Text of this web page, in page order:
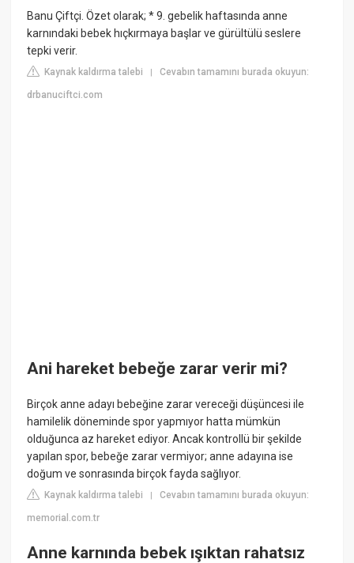
Banu Çiftçi. Özet olarak; * 9. gebelik haftasında anne
karnındaki bebek hıçkırmaya başlar ve gürültülü seslere
tepki verir.
Kaynak kaldırma talebi |Cevabın tamamını burada okuyun:
drbanuciftci.com
Ani hareket bebeğe zarar verir mi?
Birçok anne adayı bebeğine zarar vereceği düşüncesi ile
hamilelik döneminde spor yapmıyor hatta mümkün
olduğunca az hareket ediyor. Ancak kontrollü bir şekilde
yapılan spor, bebeğe zarar vermiyor; anne adayına ise
doğum ve sonrasında birçok fayda sağlıyor.
Kaynak kaldırma talebi |Cevabın tamamını burada okuyun:
memorial.com.tr
Anne karnında bebek ışıktan rahatsız